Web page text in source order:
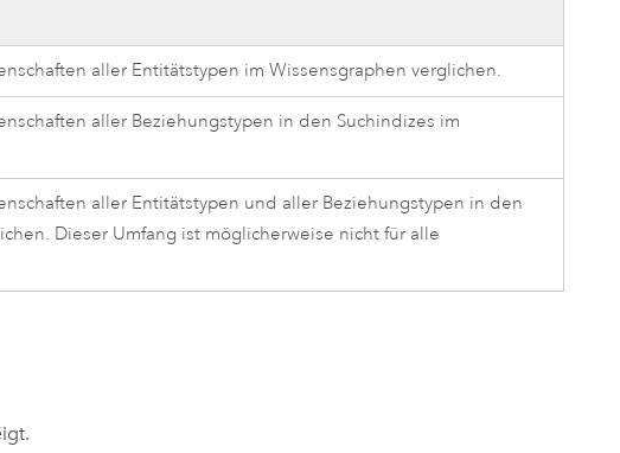
aller Entitätstypen im Wissensgraphen verglichen.
aller Beziehungstypen in den Suchindizes im
aller Entitätstypen und aller Beziehungstypen in den
Dieser Umfang ist möglicherweise nicht für alle